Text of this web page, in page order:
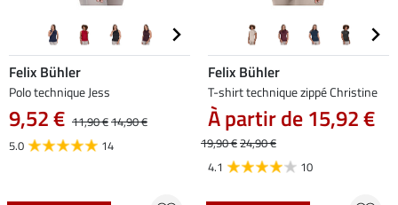
Felix Bühler
Polo technique Jess
9,52 € 11,90 €14,90 €
5.0
14
Felix Bühler
T-shirt technique zippé Christine
À partir de 15,92 €
19,90 €24,90 €
4.1
10